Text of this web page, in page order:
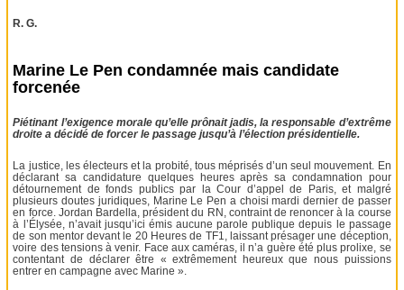
R. G.
Marine Le Pen condamnée mais candidate
forcenée
Piétinant l’exigence morale qu’elle prônait jadis, la responsable d’extrême
droite a décidé de forcer le passage jusqu’à l’élection présidentielle.
La justice, les électeurs et la probité, tous méprisés d’un seul mouvement. En
déclarant sa candidature quelques heures après sa condamnation pour
détournement de fonds publics par la Cour d’appel de Paris, et malgré
plusieurs doutes juridiques, Marine Le Pen a choisi mardi dernier de passer
en force. Jordan Bardella, président du RN, contraint de renoncer à la course
à l’Élysée, n’avait jusqu’ici émis aucune parole publique depuis le passage
de son mentor devant le 20 Heures de TF1, laissant présager une déception,
voire des tensions à venir. Face aux caméras, il n’a guère été plus prolixe, se
contentant de déclarer être « extrêmement heureux que nous puissions
entrer en campagne avec Marine ».